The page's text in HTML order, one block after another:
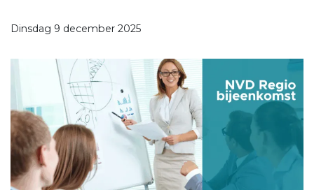
Dinsdag 9 december 2025